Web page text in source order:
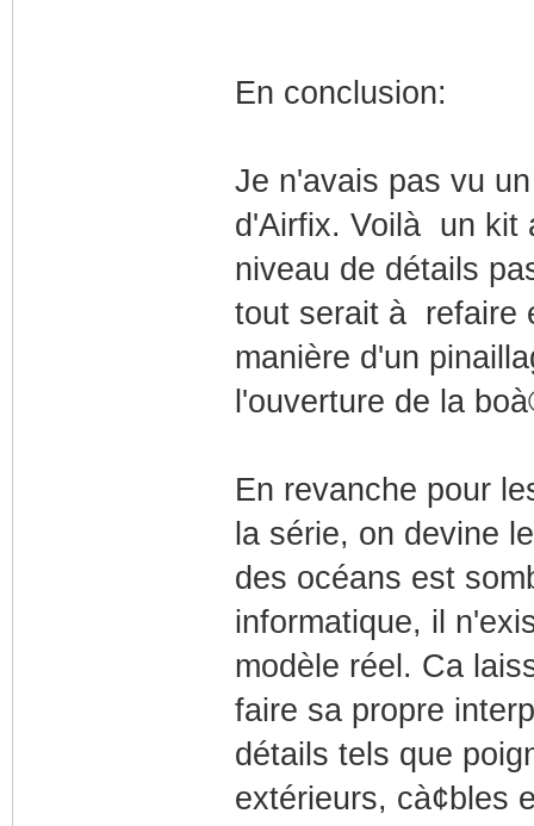
En conclusion:
Je n'avais pas vu
d'Airfix. Voilà un kit
niveau de détails
tout serait à refaire
manière d'un
l'ouverture de la
En revanche pour
la série, on devine
des océans est
informatique, il
modèle réel. Ca
faire sa propre
détails tels que
extérieurs, cà¢bles